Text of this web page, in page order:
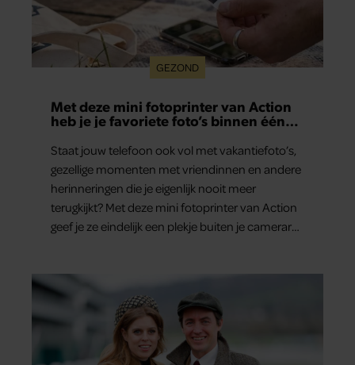
GEZOND
Met deze mini fotoprinter van Action
heb je je favoriete foto’s binnen één
Staat jouw telefoon ook vol met vakantiefoto’s,
gezellige momenten met vriendinnen en andere
herinneringen die je eigenlijk nooit meer
terugkijkt? Met deze mini fotoprinter van Action
geef je ze eindelijk een plekje buiten je camerarol.